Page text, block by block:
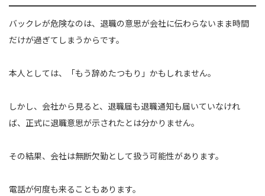
バックレが危険なのは、退職の意思が会社に伝わらないまま時間
だけが過ぎてしまうからです。
本人としては、「もう辞めたつもり」かもしれません。
しかし、会社から見ると、退職届も退職通知も届いていなけれ
ば、正式に退職意思が示されたとは分かりません。
その結果、会社は無断欠勤として扱う可能性があります。
電話が何度も来ることもあります。